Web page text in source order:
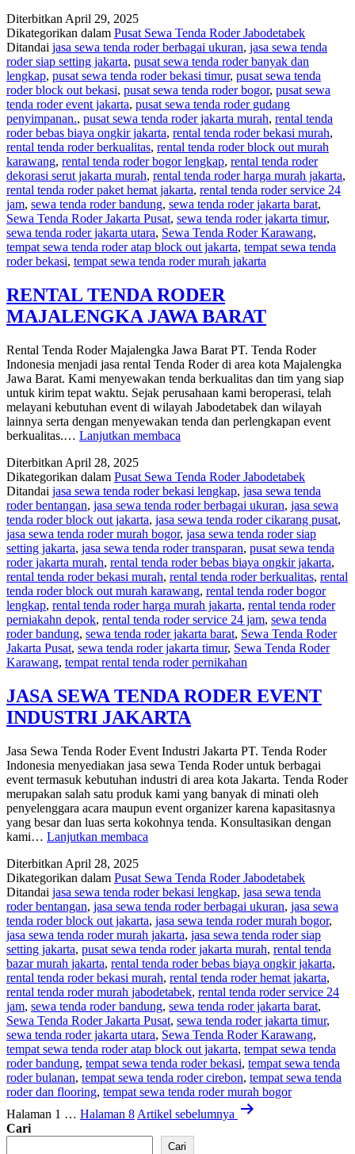
RODER
VENDOR
HARGA
MURAH
DI
JAKARTA
DiterbitkanApril 29, 2025
Dikategorikan dalam Pusat Sewa Tenda Roder Jabodetabek
Ditandai jasa sewa tenda roder berbagai ukuran, jasa sewa tenda
roder siap setting jakarta, pusat sewa tenda roder banyak dan
lengkap, pusat sewa tenda roder bekasi timur, pusat sewa tenda
roder block out bekasi, pusat sewa tenda roder bogor, pusat sewa
tenda roder event jakarta, pusat sewa tenda roder gudang
penyimpanan., pusat sewa tenda roder jakarta murah, rental tenda
roder bebas biaya ongkir jakarta, rental tenda roder bekasi murah,
rental tenda roder berkualitas, rental tenda roder block out murah
karawang, rental tenda roder bogor lengkap, rental tenda roder
dekorasi serut jakarta murah, rental tenda roder harga murah jakarta,
rental tenda roder paket hemat jakarta, rental tenda roder service 24
jam, sewa tenda roder bandung, sewa tenda roder jakarta barat,
Sewa Tenda Roder Jakarta Pusat, sewa tenda roder jakarta timur,
sewa tenda roder jakarta utara, Sewa Tenda Roder Karawang,
tempat sewa tenda roder atap block out jakarta, tempat sewa tenda
roder bekasi, tempat sewa tenda roder murah jakarta
RENTAL TENDA RODER
MAJALENGKA JAWA BARAT
Rental Tenda Roder Majalengka Jawa Barat PT. Tenda Roder
Indonesia menjadi jasa rental Tenda Roder di area kota Majalengka
Jawa Barat. Kami menyewakan tenda berkualitas dan tim yang siap
untuk kirim tepat waktu. Sejak perusahaan kami beroperasi, telah
melayani kebutuhan event di wilayah Jabodetabek dan wilayah
lainnya serta dengan menyewakan tenda dan perlengkapan event
berkualitas.… Lanjutkan membaca
MAJALENGKA
JAWA
BARAT
Diterbitkan April 28, 2025
Dikategorikan dalam Pusat Sewa Tenda Roder Jabodetabek
Ditandai jasa sewa tenda roder bekasi lengkap, jasa sewa tenda
roder bentangan, jasa sewa tenda roder berbagai ukuran, jasa sewa
tenda roder block out jakarta, jasa sewa tenda roder cikarang pusat,
jasa sewa tenda roder murah bogor, jasa sewa tenda roder siap
setting jakarta, jasa sewa tenda roder transparan, pusat sewa tenda
roder jakarta murah, rental tenda roder bebas biaya ongkir jakarta,
rental tenda roder bekasi murah, rental tenda roder berkualitas, rental
tenda roder block out murah karawang, rental tenda roder bogor
lengkap, rental tenda roder harga murah jakarta, rental tenda roder
perniakahn depok, rental tenda roder service 24 jam, sewa tenda
roder bandung, sewa tenda roder jakarta barat, Sewa Tenda Roder
Jakarta Pusat, sewa tenda roder jakarta timur, Sewa Tenda Roder
Karawang, tempat rental tenda roder pernikahan
JASA SEWA TENDA RODER EVENT
INDUSTRI JAKARTA
Jasa Sewa Tenda Roder Event Industri Jakarta PT. Tenda Roder
Indonesia menyediakan jasa sewa Tenda Roder untuk berbagai
event termasuk kebutuhan industri di area kota Jakarta. Tenda Roder
merupakan salah satu produk kami yang banyak di minati oleh
penyelenggara acara maupun event organizer karena kapasitasnya
yang besar dan luas serta kokohnya tenda. Konsultasikan dengan
kami… Lanjutkan membaca
RODER
EVENT
INDUSTRI
JAKARTA
Diterbitkan April 28, 2025
Dikategorikan dalam Pusat Sewa Tenda Roder Jabodetabek
Ditandai jasa sewa tenda roder bekasi lengkap, jasa sewa tenda
roder bentangan, jasa sewa tenda roder berbagai ukuran, jasa sewa
tenda roder block out jakarta, jasa sewa tenda roder murah bogor,
jasa sewa tenda roder murah jakarta, jasa sewa tenda roder siap
setting jakarta, pusat sewa tenda roder jakarta murah, rental tenda
bazar murah jakarta, rental tenda roder bebas biaya ongkir jakarta,
rental tenda roder bekasi murah, rental tenda roder hemat jakarta,
rental tenda roder murah jabodetabek, rental tenda roder service 24
jam, sewa tenda roder bandung, sewa tenda roder jakarta barat,
Sewa Tenda Roder Jakarta Pusat, sewa tenda roder jakarta timur,
sewa tenda roder jakarta utara, Sewa Tenda Roder Karawang,
tempat sewa tenda roder atap block out jakarta, tempat sewa tenda
roder bandung, tempat sewa tenda roder bekasi, tempat sewa tenda
roder bulanan, tempat sewa tenda roder cirebon, tempat sewa tenda
roder dan flooring, tempat sewa tenda roder murah bogor
Paginasi
pos
Halaman 1 … Halaman 8 Artikel sebelumnya
Cari
Cari